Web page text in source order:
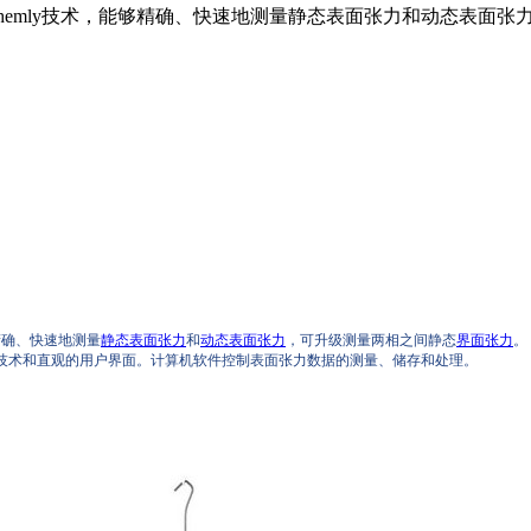
技术，能够精确、快速地测量静态表面张力和动态表面
、快速地测量静态表面张力和动态表面张力 ，可升级测量两相之间静态界面张力 。
和直观的用户界面。计算机软件控制表面张力数据的测量、储存和处理。